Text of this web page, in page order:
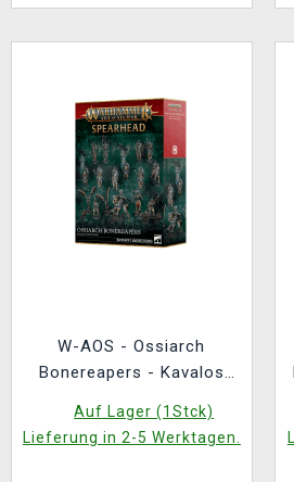
W-AOS - Ossiarch
Bonereapers - Kavalos
Auf Lager (1Stck)
Lieferung in 2-5 Werktagen.